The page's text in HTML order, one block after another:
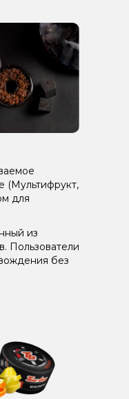
(Мультифрукт,
для
из
Пользователи
без